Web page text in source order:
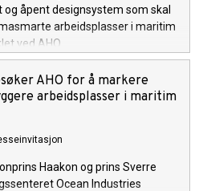
åpent designsystem som skal
arbeidsplasser i maritim
ved AHO.
AHO for å markere
arbeidsplasser i maritim
Haakon og prins Sverre
Ocean Industries